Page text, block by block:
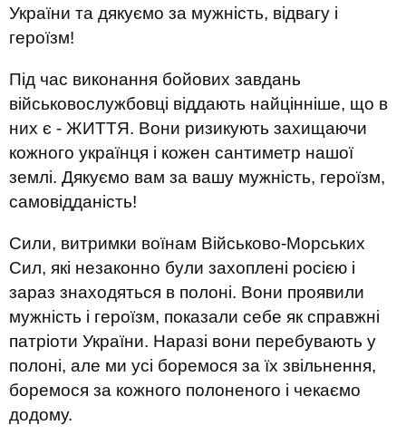
України та дякуємо за мужність, відвагу і
героїзм!
Під час виконання бойових завдань
військовослужбовці віддають найцінніше, що в
них є - ЖИТТЯ. Вони ризикують захищаючи
кожного українця і кожен сантиметр нашої
землі. Дякуємо вам за вашу мужність, героїзм,
самовідданість!
Сили, витримки воїнам Військово-Морських
Сил, які незаконно були захоплені росією і
зараз знаходяться в полоні. Вони проявили
мужність і героїзм, показали себе як справжні
патріоти України. Наразі вони перебувають у
полоні, але ми усі боремося за їх звільнення,
боремося за кожного полоненого і чекаємо
додому.